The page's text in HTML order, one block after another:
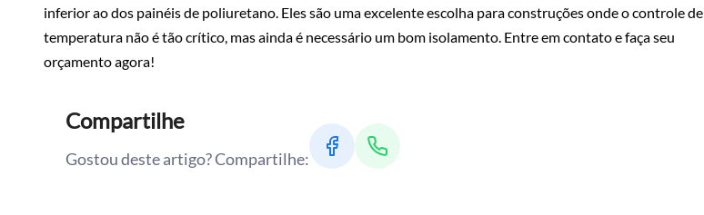
inferior ao dos painéis de poliuretano. Eles são uma excelente escolha para construções onde o controle de
temperatura não é tão crítico, mas ainda é necessário um bom isolamento. Entre em contato e faça seu
orçamento agora!
Compartilhe
Gostou deste artigo? Compartilhe: